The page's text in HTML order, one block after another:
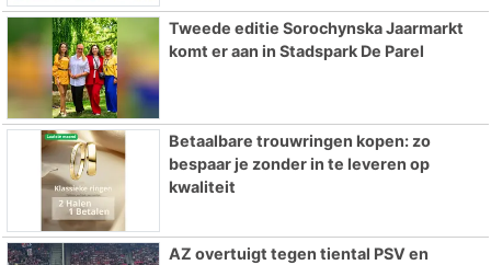
Tweede editie Sorochynska Jaarmarkt
komt er aan in Stadspark De Parel
Betaalbare trouwringen kopen: zo
bespaar je zonder in te leveren op
kwaliteit
AZ overtuigt tegen tiental PSV en